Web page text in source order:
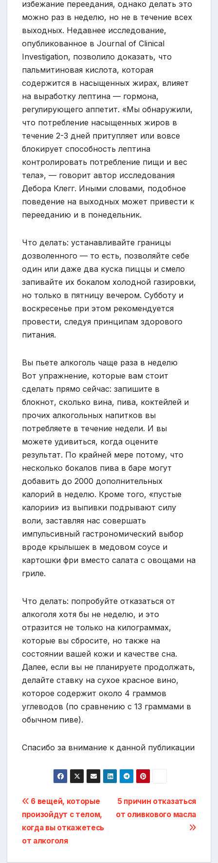
избежание переедания, однако делать это
можно раз в неделю, но не в течение всех
выходных. Недавнее исследование,
опубликованное в Journal of Clinical
Investigation, позволило доказать, что
пальмитиновая кислота, которая
содержится в насыщенных жирах, влияет
на выработку лептина — гормона,
регулирующего аппетит. «Мы обнаружили,
что потребление насыщенных жиров в
течение 2-3 дней притупляет или вовсе
блокирует способность лептина
контролировать потребление пищи и вес
тела», — говорит автор исследования
Дебора Клегг. Иными словами, подобное
поведение на выходных может привести к
перееданию и в понедельник.
Что делать: устанавливайте границы
дозволенного — то есть, позволяйте себе
один или даже два куска пиццы и смело
запивайте их бокалом холодной газировки,
но только в пятницу вечером. Субботу и
воскресенье при этом рекомендуется
провести, следуя принципам здорового
питания.
Вы пьете алкоголь чаще раза в неделю
Вот упражнение, которые вам стоит
сделать прямо сейчас: запишите в
блокнот, сколько вина, пива, коктейлей и
прочих алкогольных напитков вы
потребляете в течение недели. И вы
можете удивиться, когда оцените
результат. По крайней мере потому, что
несколько бокалов пива в баре могут
добавить до 2000 дополнительных
калорий в неделю. Кроме того, «пустые
калории» из выпивки подрывают силу
воли, заставляя нас совершать
импульсивный гастрономический выбор
вроде крылышек в медовом соусе и
картошки фри вместо салата с овощами на
гриле.
Что делать: попробуйте отказаться от
алкоголя хотя бы не неделю, и это
отразится не только на килограммах,
которые вы сбросите, но также на
состоянии вашей кожи и качестве сна.
Далее, если вы не планируете продолжать,
делайте ставку на сухое красное вино,
которое содержит около 4 граммов
углеводов (по сравнению с 13 граммами в
обычном пиве).
Спасибо за внимание к данной публикации
Навигация
по
записям
5 причин отказаться
от оливкового масла
6 вещей, которые
произойдут с телом,
когда вы откажетесь
от алкоголя